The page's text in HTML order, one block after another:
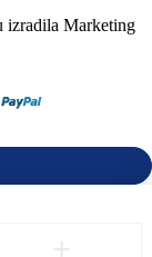
izradila Marketing